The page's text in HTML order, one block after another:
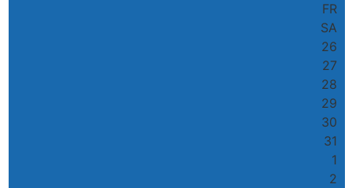
FR
SA
26
27
28
29
30
31
1
2